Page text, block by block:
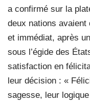
a confirmé sur la
deux nations avaient
et immédiat, après
sous l’égide des
satisfaction en
leur décision : «
sagesse, leur